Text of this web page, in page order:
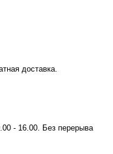
доставка.
- 16.00. Без перерыва